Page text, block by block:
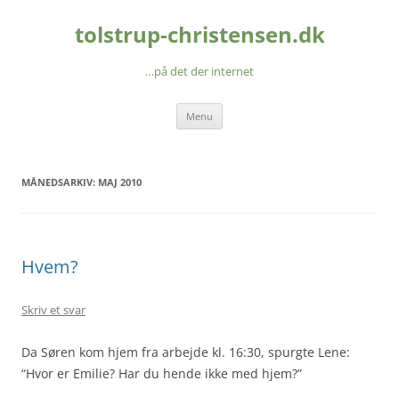
tolstrup-christensen.dk
…på det der internet
Menu
MÅNEDSARKIV: MAJ 2010
Hvem?
Skriv et svar
Da Søren kom hjem fra arbejde kl. 16:30, spurgte Lene:
“Hvor er Emilie? Har du hende ikke med hjem?”